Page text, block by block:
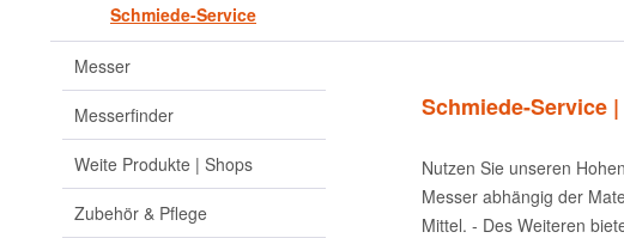
Schmiede-Service
Messer
Messerfinder
Weite Produkte | Shops
Zubehör & Pflege
Schmiede-Service
Nutzen Sie unseren
Messer abhängig der
Mittel. - Des Weiteren